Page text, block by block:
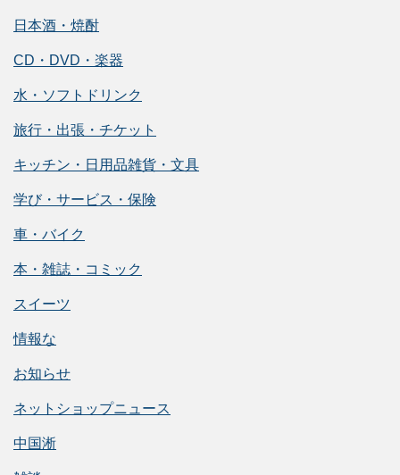
日本酒・焼酎
CD・DVD・楽器
水・ソフトドリンク
旅行・出張・チケット
キッチン・日用品雑貨・文具
学び・サービス・保険
車・バイク
本・雑誌・コミック
スイーツ
情報な
お知らせ
ネットショップニュース
中国淅